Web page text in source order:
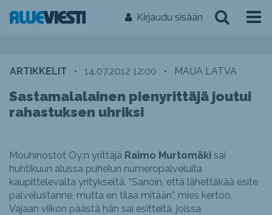
Kirjaudu sisään
ARTIKKELIT • 14.07.2012 12:00 • MAIJA LATVA
Sastamalalainen pienyrittäjä joutui
rahastuksen uhriksi
Mouhinostot Oy:n yrittäjä Raimo Murtomäki sai
huhtikuun alussa puhelun numeropalveluita
kaupittelevalta yritykseltä. “Sanoin, että lähettäkää esite
palvelustanne, mutta en tilaa mitään”, mies kertoo.
Vajaan viikon päästä hän sai esitteitä, joissa